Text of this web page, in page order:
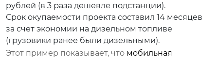
рублей (в 3 раза дешевле подстанции).
Срок окупаемости проекта составил 14 месяцев
за счет экономии на дизельном топливе
(грузовики ранее были дизельными).
Этот пример показывает, что мобильная